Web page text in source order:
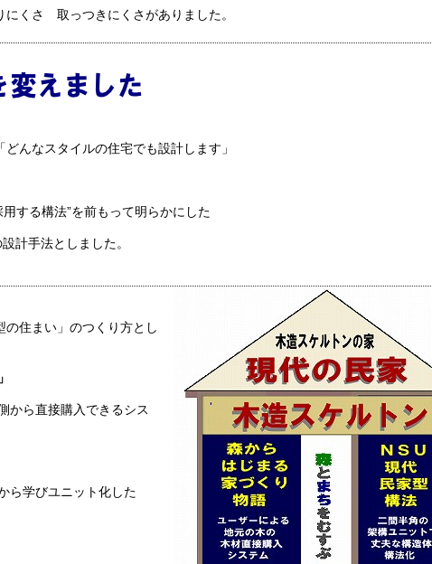
くさ 取っつきにくさがありました。
んなスタイルの住宅でも設計します」
する構法”を前もって明らかにした
計手法としました。
住まい」のつくり方とし
」
から直接購入できるシス
ら学びユニット化した